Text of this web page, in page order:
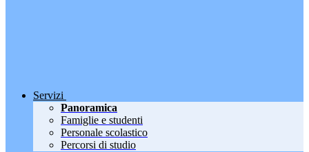
Servizi
Panoramica
Famiglie e studenti
Personale scolastico
Percorsi di studio